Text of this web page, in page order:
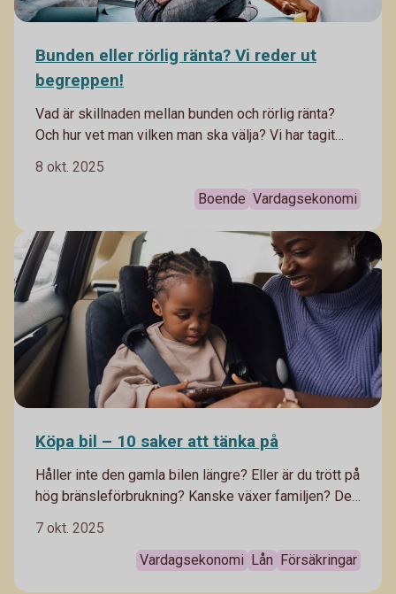
Bunden eller rörlig ränta? Vi reder ut
begreppen!
Vad är skillnaden mellan bunden och rörlig ränta?
Och hur vet man vilken man ska välja? Vi har tagit
reda ut hur man kan tänka för att göra de bästa valen.
8 okt. 2025
Boende Vardagsekonomi
Köpa bil – 10 saker att tänka på
Håller inte den gamla bilen längre? Eller är du trött på
hög bränsleförbrukning? Kanske växer familjen? Det
ny bil. Här är 10 saker att tänka på när du närmar dig
7 okt. 2025
Vardagsekonomi Lån Försäkringar